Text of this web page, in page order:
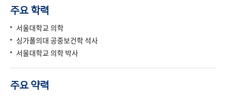
주요 학력
서울대학교 의학
싱가폴의대 공중보건학 석사
서울대학교 의학 박사
주요 약력